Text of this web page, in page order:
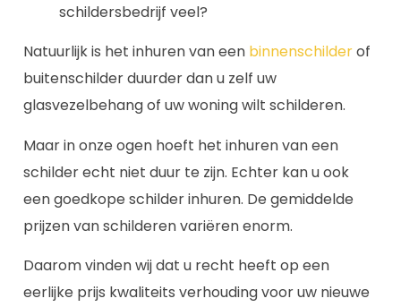
schildersbedrijf veel?
Natuurlijk is het inhuren van een binnenschilderof
buitenschilder duurder dan u zelf uw
glasvezelbehang of uw woning wilt schilderen.
Maar in onze ogen hoeft het inhuren van een
schilder echt niet duur te zijn. Echter kan u ook
een goedkope schilder inhuren. De gemiddelde
prijzen van schilderen variëren enorm.
Daarom vinden wij dat u recht heeft op een
eerlijke prijs kwaliteits verhouding voor uw nieuwe